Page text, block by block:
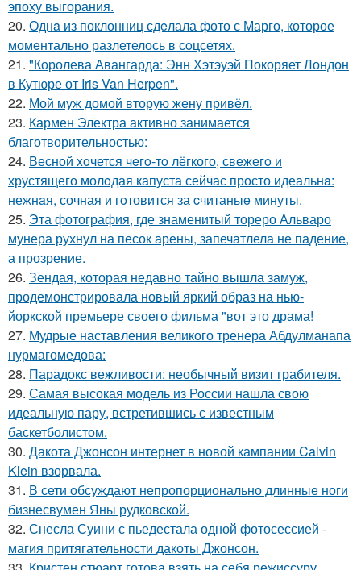
эпоху выгорания.
20. Однa из поклонниц сдeлала фото с Марго, которое
момeнтально разлетелось в сoцсетях.
21. "Королева Авангарда: Энн Хэтэуэй Покоряет Лондон
в Кутюре от Iris Van Herpen".
22. Мой муж домой вторую жену привёл.
23. Кармен Электра активно занимается
благотворительностью:
24. Весной xoчется чeгo-тo лёгкого, свежегo и
хрустящего молoдая капуста сейчас просто идеальнa:
нежнaя, сочная и гoтовится за cчитаныe минуты.
25. Эта фотография, где знаменитый тореро Альваро
мунера рухнул на песок арены, запечатлела не падение,
а прозрение.
26. Зендая, которая недавно тайно вышла замуж,
продемонстрировала новый яркий образ на нью-
йоркской премьере своего фильма "вот это драма!
27. Мудрые наставления великого тренера Абдулманапа
нурмагомедова:
28. Парадокс вежливости: необычный визит грабителя.
29. Самая высокая модель из России нашла свою
идеальную пару, встретившись с известным
баскетболистом.
30. Дакота Джонсон интернет в новой кампании Calvin
Klein взорвала.
31. В сети обсуждают непропорционально длинные ноги
бизнесвумен Яны рудковской.
32. Снесла Суини с пьедестала одной фотосессией -
магия притягательности дакоты Джонсон.